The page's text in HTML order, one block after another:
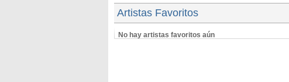
Artistas Favoritos
No hay artistas favoritos aún